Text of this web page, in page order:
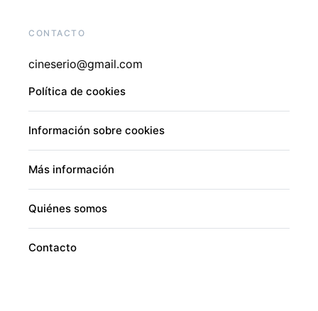
CONTACTO
cineserio@gmail.com
Política de cookies
Información sobre cookies
Más información
Quiénes somos
Contacto